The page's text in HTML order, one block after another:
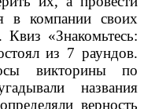
в компании своих
«Знакомьтесь:
из 7 раундов.
викторины по
названия
верность